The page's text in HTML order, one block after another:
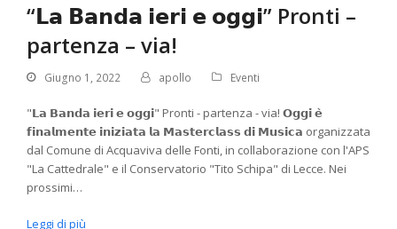
“𝗟𝗮 𝗕𝗮𝗻𝗱𝗮 𝗶𝗲𝗿𝗶 𝗲 𝗼𝗴𝗴𝗶” Pronti –
partenza – via!
Giugno 1, 2022 apollo Eventi
"𝗟𝗮 𝗕𝗮𝗻𝗱𝗮 𝗶𝗲𝗿𝗶 𝗲 𝗼𝗴𝗴𝗶" Pronti - partenza - via! 𝗢𝗴𝗴𝗶 𝗲̀
𝗳𝗶𝗻𝗮𝗹𝗺𝗲𝗻𝘁𝗲 𝗶𝗻𝗶𝘇𝗶𝗮𝘁𝗮 𝗹𝗮 𝗠𝗮𝘀𝘁𝗲𝗿𝗰𝗹𝗮𝘀𝘀 𝗱𝗶 𝗠𝘂𝘀𝗶𝗰𝗮 organizzata
dal Comune di Acquaviva delle Fonti, in collaborazione con l'APS
"La Cattedrale" e il Conservatorio "Tito Schipa" di Lecce. Nei
prossimi…
Leggi di più